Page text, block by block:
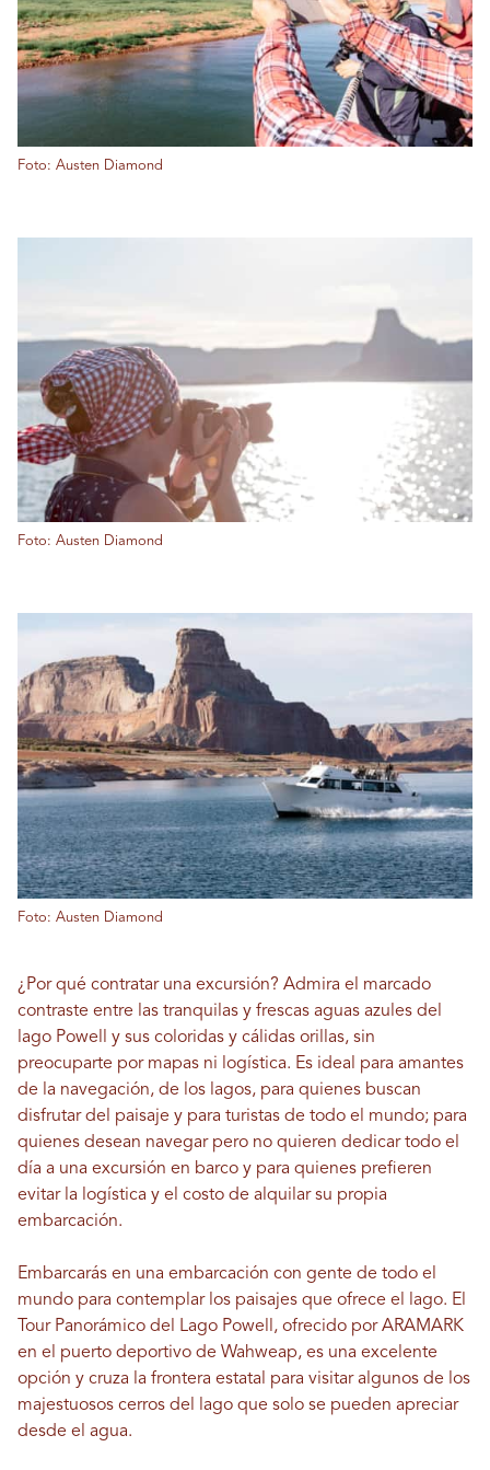
Foto: Austen Diamond
Foto: Austen Diamond
Foto: Austen Diamond
¿Por qué contratar una excursión? Admira el marcado
contraste entre las tranquilas y frescas aguas azules del
lago Powell y sus coloridas y cálidas orillas, sin
preocuparte por mapas ni logística. Es ideal para amantes
de la navegación, de los lagos, para quienes buscan
disfrutar del paisaje y para turistas de todo el mundo; para
quienes desean navegar pero no quieren dedicar todo el
día a una excursión en barco y para quienes prefieren
evitar la logística y el costo de alquilar su propia
embarcación.
Embarcarás en una embarcación con gente de todo el
mundo para contemplar los paisajes que ofrece el lago. El
Tour Panorámico del Lago Powell, ofrecido por ARAMARK
en el puerto deportivo de Wahweap, es una excelente
opción y cruza la frontera estatal para visitar algunos de los
majestuosos cerros del lago que solo se pueden apreciar
desde el agua.